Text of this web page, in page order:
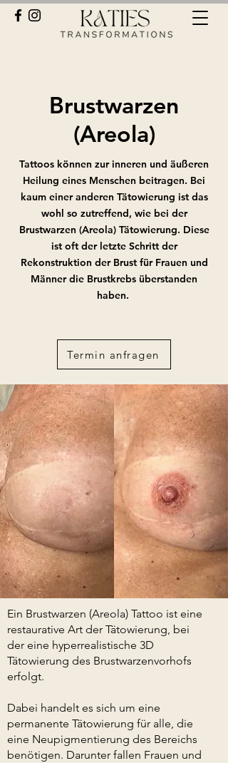
Brustwarzen
(Areola)
Tattoos können zur inneren und äußeren
Heilung eines Menschen beitragen. Bei
kaum einer anderen Tätowierung ist das
wohl so zutreffend, wie bei der
Brustwarzen (Areola) Tätowierung. Diese
ist oft der letzte Schritt der
Rekonstruktion der Brust für Frauen und
Männer die Brustkrebs überstanden
haben.
Termin anfragen
Ein Brustwarzen (Areola) Tattoo ist eine
restaurative Art der Tätowierung, bei
der eine hyperrealistische 3D
Tätowierung des Brustwarzenvorhofs
erfolgt.
Dabei handelt es sich um eine
permanente Tätowierung für alle, die
eine Neupigmentierung des Bereichs
benötigen. Darunter fallen Frauen und